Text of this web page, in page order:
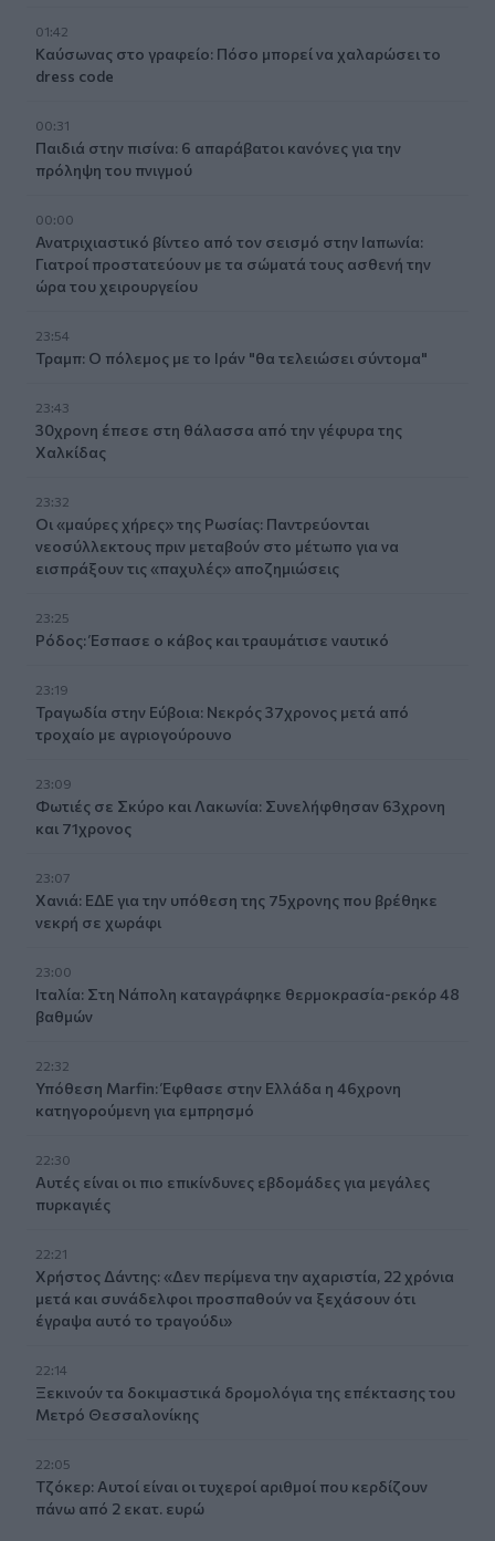
01:42
Καύσωνας στο γραφείο: Πόσο μπορεί να χαλαρώσει το
dress code
00:31
Παιδιά στην πισίνα: 6 απαράβατοι κανόνες για την
πρόληψη του πνιγμού
00:00
Ανατριχιαστικό βίντεο από τον σεισμό στην Ιαπωνία:
Γιατροί προστατεύουν με τα σώματά τους ασθενή την
ώρα του χειρουργείου
23:54
Τραμπ: Ο πόλεμος με το Ιράν "θα τελειώσει σύντομα"
23:43
30χρονη έπεσε στη θάλασσα από την γέφυρα της
Χαλκίδας
23:32
Οι «μαύρες χήρες» της Ρωσίας: Παντρεύονται
νεοσύλλεκτους πριν μεταβούν στο μέτωπο για να
εισπράξουν τις «παχυλές» αποζημιώσεις
23:25
Ρόδος: Έσπασε ο κάβος και τραυμάτισε ναυτικό
23:19
Τραγωδία στην Εύβοια: Νεκρός 37χρονος μετά από
τροχαίο με αγριογούρουνο
23:09
Φωτιές σε Σκύρο και Λακωνία: Συνελήφθησαν 63χρονη
και 71χρονος
23:07
Χανιά: ΕΔΕ για την υπόθεση της 75χρονης που βρέθηκε
νεκρή σε χωράφι
23:00
Ιταλία: Στη Νάπολη καταγράφηκε θερμοκρασία-ρεκόρ 48
βαθμών
22:32
Υπόθεση Marfin: Έφθασε στην Ελλάδα η 46χρονη
κατηγορούμενη για εμπρησμό
22:30
Αυτές είναι οι πιο επικίνδυνες εβδομάδες για μεγάλες
πυρκαγιές
22:21
Χρήστος Δάντης: «Δεν περίμενα την αχαριστία, 22 χρόνια
μετά και συνάδελφοι προσπαθούν να ξεχάσουν ότι
έγραψα αυτό το τραγούδι»
22:14
Ξεκινούν τα δοκιμαστικά δρομολόγια της επέκτασης του
Μετρό Θεσσαλονίκης
22:05
Τζόκερ: Αυτοί είναι οι τυχεροί αριθμοί που κερδίζουν
πάνω από 2 εκατ. ευρώ